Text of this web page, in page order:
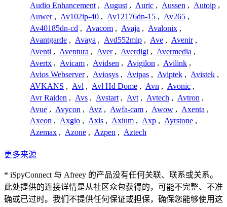
Audio Enhancement , August , Auric , Aussen , Autoip ,
Auwer , Av102ip-40 , Av12176dn-15 , Av265 ,
Av40185dn-cd , Avacom , Avaja , Avalonix ,
Avantgarde , Avaya , Avd552mip , Ave , Avenir ,
Aventi , Aventura , Aver , Averdigi , Avermedia ,
Avertx , Avicam , Avidsen , Avigilon , Avilink ,
Avios Webserver , Aviosys , Avipas , Aviptek , Avistek ,
AVKANS , Avl , Avl Hd Dome , Avn , Avonic ,
Avr Raiden , Avs , Avstart , Avt , Avtech , Avtron ,
Avue , Avycon , Avz , Awfa-cam , Awow , Axenta ,
Axeon , Axgio , Axis , Axium , Axp , Ayrstone ,
Azemax , Azone , Azpen , Aztech
更多来源
* iSpyConnect 与 Afreey 的产品没有任何关联、联系或关系。
此处提供的连接详情是从社区众包获得的，可能不完整、不准
确或已过时。我们不提供任何保证或担保，确保您能够使用这